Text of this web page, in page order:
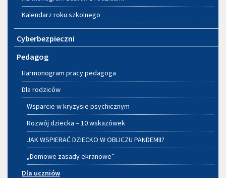
Kalendarz roku szkolnego
Cyberbezpieczni
Pedagog
Harmonogram pracy pedagoga
Dla rodziców
Wsparcie w kryzysie psychicznym
Rozwój dziecka – 10 wskazówek
JAK WSPIERAĆ DZIECKO W OBLICZU PANDEMII?
„Domowe zasady ekranowe”
Dla uczniów